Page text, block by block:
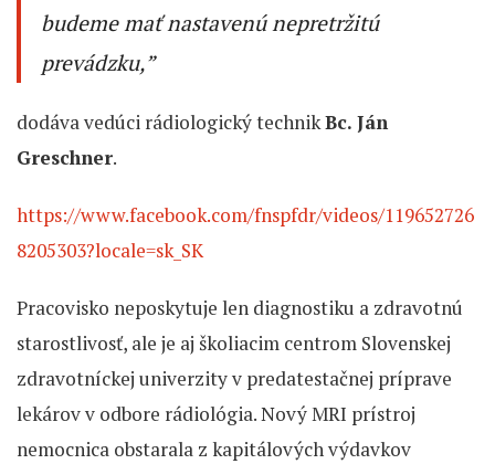
budeme mať nastavenú nepretržitú
prevádzku,”
dodáva vedúci rádiologický technikBc. Ján
Greschner.
https://www.facebook.com/fnspfdr/videos/119652726
8205303?locale=sk_SK
Pracovisko neposkytuje len diagnostiku a zdravotnú
starostlivosť, ale je aj školiacim centrom Slovenskej
zdravotníckej univerzity v predatestačnej príprave
lekárov v odbore rádiológia. Nový MRI prístroj
nemocnica obstarala z kapitálových výdavkov